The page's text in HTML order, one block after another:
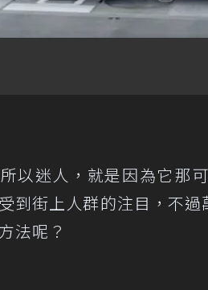
以迷人，就是因為它那
到街上人群的注目，不
法呢？